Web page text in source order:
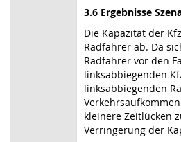
3.6 Ergebnisse
Die Kapazität der
Radfahrer ab. Da
Radfahrer vor den
linksabbiegenden
linksabbiegenden
kleinere Zeitlücken
Verringerung der